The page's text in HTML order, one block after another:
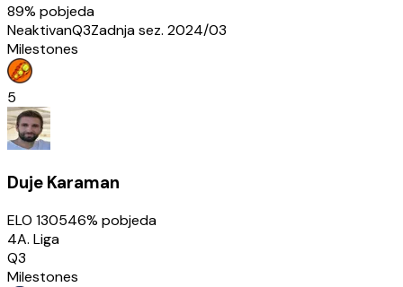
89% pobjeda
NeaktivanQ3Zadnja sez. 2024/03
Milestones
5
Duje Karaman
ELO 130546% pobjeda
4A. Liga
Q3
Milestones